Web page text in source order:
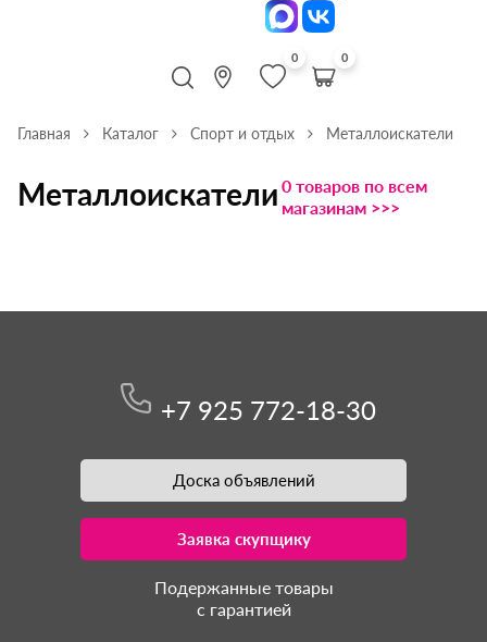
0 0
Главная Каталог Спорт и отдых Металлоискатели
Металлоискатели 0 товаров по всем
магазинам >>>
+7 925 772-18-30
Доска объявлений
Заявка скупщику
Подержанные товары
с гарантией